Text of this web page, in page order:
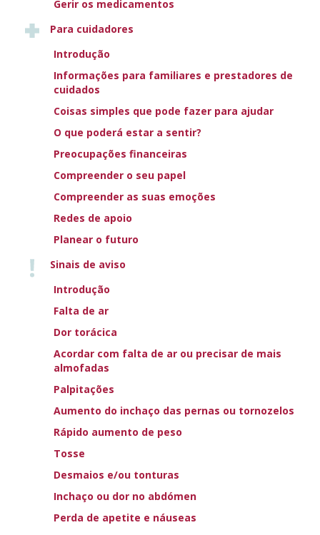
Gerir os medicamentos
Para cuidadores
Introdução
Informações para familiares e prestadores de
cuidados
Coisas simples que pode fazer para ajudar
O que poderá estar a sentir?
Preocupações financeiras
Compreender o seu papel
Compreender as suas emoções
Redes de apoio
Planear o futuro
Sinais de aviso
Introdução
Falta de ar
Dor torácica
Acordar com falta de ar ou precisar de mais
almofadas
Palpitações
Aumento do inchaço das pernas ou tornozelos
Rápido aumento de peso
Tosse
Desmaios e/ou tonturas
Inchaço ou dor no abdómen
Perda de apetite e náuseas
Descarregar as orientações
AN ANIMATED
JOURNEY THROUGH
HEART FAILURE
A series of 9 simple, captivating animations explaining
heart failure and its treatment.
These narrated animations explain how a healthy heart works,
what happens to it in heart failure and how various treatments
work to improve your health.